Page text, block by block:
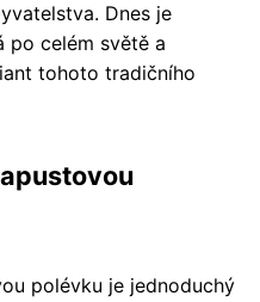
Dnes je
po celém světě a
tohoto tradičního
polévku je jednoduchý